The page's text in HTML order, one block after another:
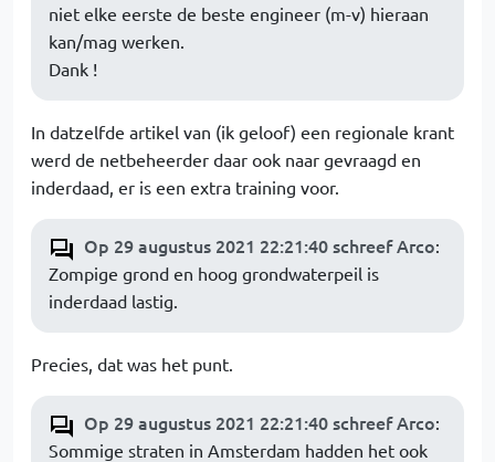
niet elke eerste de beste engineer (m-v) hieraan
kan/mag werken.
Dank !
In datzelfde artikel van (ik geloof) een regionale krant
werd de netbeheerder daar ook naar gevraagd en
inderdaad, er is een extra training voor.
Op 29 augustus 2021 22:21:40 schreef Arco:
Zompige grond en hoog grondwaterpeil is
inderdaad lastig.
Precies, dat was het punt.
Op 29 augustus 2021 22:21:40 schreef Arco:
Sommige straten in Amsterdam hadden het ook